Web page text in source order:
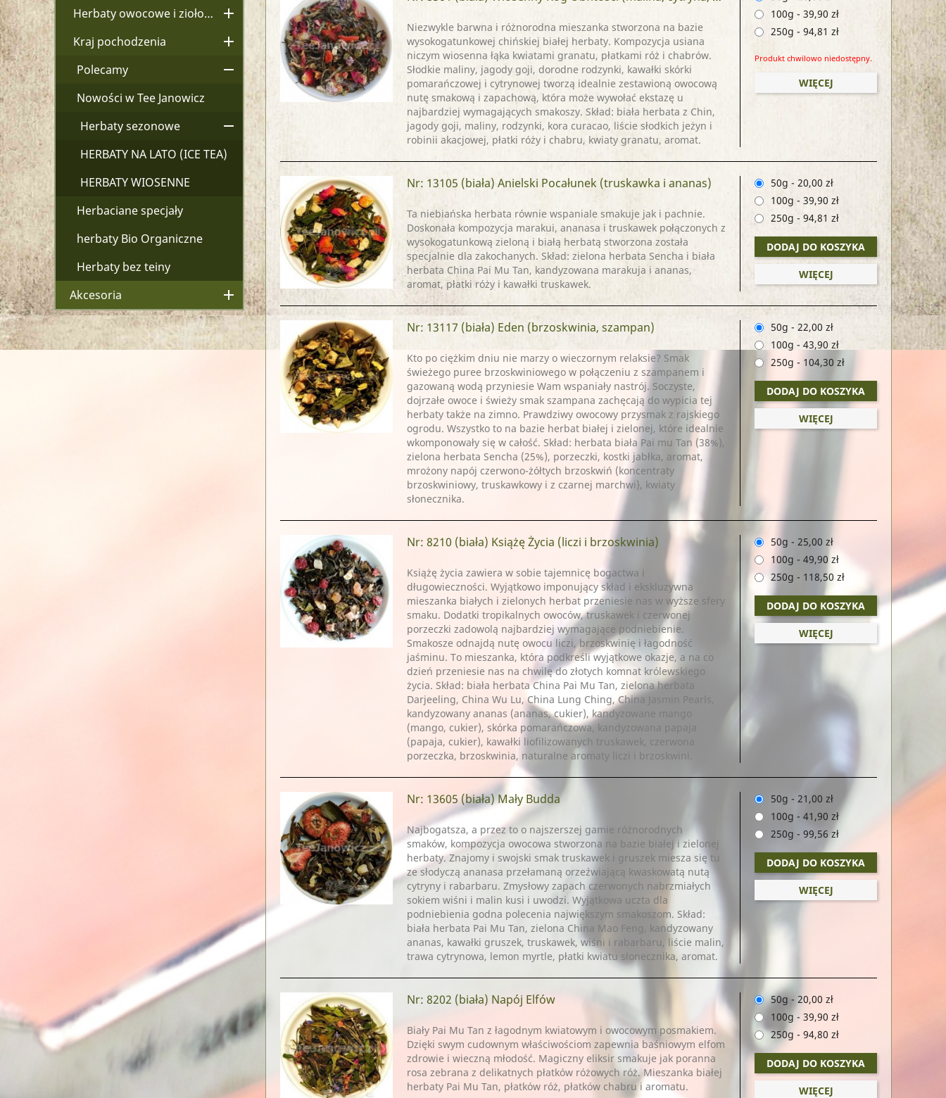
Herbaty owocowe i ziołowe 
Kraj pochodzenia 
Polecamy 
Nowości w Tee Janowicz
Herbaty sezonowe

HERBATY NA LATO (ICE TEA)
HERBATY WIOSENNE
Herbaciane specjały
herbaty Bio Organiczne
Herbaty bez teiny
Akcesoria

Niezwykle barwna i różnorodna mieszanka stworzona na bazie
wysokogatunkowej chińskiej białej herbaty. Kompozycja usiana
niczym wiosenna łąka kwiatami granatu, płatkami róż i chabrów.
Słodkie maliny, jagody goji, dorodne rodzynki, kawałki skórki
pomarańczowej i cytrynowej tworzą idealnie zestawioną owocową
nutę smakową i zapachową, która może wywołać ekstazę u
najbardziej wymagających smakoszy. Skład: biała herbata z Chin,
jagody goji, maliny, rodzynki, kora curacao, liście słodkich jeżyn i
robinii akacjowej, płatki róży i chabru, kwiaty granatu, aromat.
100g - 39,90 zł
250g - 94,81 zł
Produkt chwilowo niedostępny.
WIĘCEJ
Nr: 13105 (biała) Anielski Pocałunek (truskawka i ananas)
Ta niebiańska herbata równie wspaniale smakuje jak i pachnie.
Doskonała kompozycja marakui, ananasa i truskawek połączonych z
wysokogatunkową zieloną i białą herbatą stworzona została
specjalnie dla zakochanych. Skład: zielona herbata Sencha i biała
herbata China Pai Mu Tan, kandyzowana marakuja i ananas,
aromat, płatki róży i kawałki truskawek.
50g - 20,00 zł
100g - 39,90 zł
250g - 94,81 zł
DODAJ DO KOSZYKA
WIĘCEJ
Nr: 13117 (biała) Eden (brzoskwinia, szampan)
Kto po ciężkim dniu nie marzy o wieczornym relaksie? Smak
świeżego puree brzoskwiniowego w połączeniu z szampanem i
gazowaną wodą przyniesie Wam wspaniały nastrój. Soczyste,
dojrzałe owoce i świeży smak szampana zachęcają do wypicia tej
herbaty także na zimno. Prawdziwy owocowy przysmak z rajskiego
ogrodu. Wszystko to na bazie herbat białej i zielonej, które idealnie
wkomponowały się w całość. Skład: herbata biała Pai mu Tan (38%),
zielona herbata Sencha (25%), porzeczki, kostki jabłka, aromat,
mrożony napój czerwono-żółtych brzoskwiń (koncentraty
brzoskwiniowy, truskawkowy i z czarnej marchwi}, kwiaty
słonecznika.
50g - 22,00 zł
100g - 43,90 zł
250g - 104,30 zł
DODAJ DO KOSZYKA
WIĘCEJ
Nr: 8210 (biała) Książę Życia (liczi i brzoskwinia)
Książę życia zawiera w sobie tajemnicę bogactwa i
długowieczności. Wyjątkowo imponujący skład i ekskluzywna
mieszanka białych i zielonych herbat przeniesie nas w wyższe sfery
smaku. Dodatki tropikalnych owoców, truskawek i czerwonej
porzeczki zadowolą najbardziej wymagające podniebienie.
Smakosze odnajdą nutę owocu liczi, brzoskwinię i łagodność
jaśminu. To mieszanka, która podkreśli wyjątkowe okazje, a na co
dzień przeniesie nas na chwilę do złotych komnat królewskiego
życia. Skład: biała herbata China Pai Mu Tan, zielona herbata
Darjeeling, China Wu Lu, China Lung Ching, China Jasmin Pearls,
kandyzowany ananas (ananas, cukier), kandyzowane mango
(mango, cukier), skórka pomarańczowa, kandyzowana papaja
(papaja, cukier), kawałki liofilizowanych truskawek, czerwona
porzeczka, brzoskwinia, naturalne aromaty liczi i brzoskwini.
50g - 25,00 zł
100g - 49,90 zł
250g - 118,50 zł
DODAJ DO KOSZYKA
WIĘCEJ
Nr: 13605 (biała) Mały Budda
Najbogatsza, a przez to o najszerszej gamie różnorodnych
smaków, kompozycja owocowa stworzona na bazie białej i zielonej
herbaty. Znajomy i swojski smak truskawek i gruszek miesza się tu
ze słodyczą ananasa przełamaną orzeźwiającą kwaskowatą nutą
cytryny i rabarbaru. Zmysłowy zapach czerwonych nabrzmiałych
sokiem wiśni i malin kusi i uwodzi. Wyjątkowa uczta dla
podniebienia godna polecenia największym smakoszom. Skład:
biała herbata Pai Mu Tan, zielona China Mao Feng, kandyzowany
ananas, kawałki gruszek, truskawek, wiśni i rabarbaru, liście malin,
trawa cytrynowa, lemon myrtle, płatki kwiatu słonecznika, aromat.
50g - 21,00 zł
100g - 41,90 zł
250g - 99,56 zł
DODAJ DO KOSZYKA
WIĘCEJ
Nr: 8202 (biała) Napój Elfów
Biały Pai Mu Tan z łagodnym kwiatowym i owocowym posmakiem.
Dzięki swym cudownym właściwościom zapewnia baśniowym elfom
zdrowie i wieczną młodość. Magiczny eliksir smakuje jak poranna
rosa zebrana z delikatnych płatków różowych róż. Mieszanka białej
herbaty Pai Mu Tan, płatków róż, płatków chabru i aromatu.
50g - 20,00 zł
100g - 39,90 zł
250g - 94,80 zł
DODAJ DO KOSZYKA
WIĘCEJ